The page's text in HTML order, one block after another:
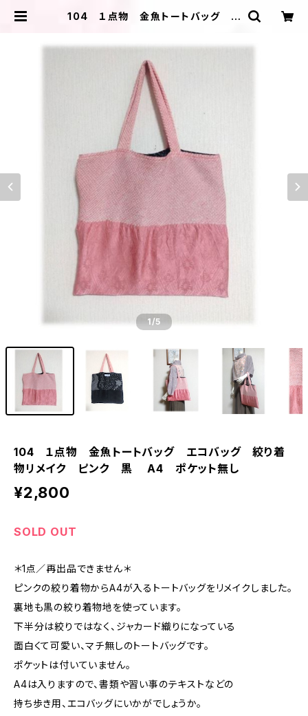
104 １点物 金魚トートバッグ エ
Ａ ＤＥＳＩＧＮＳ
1/5
104 １点物 金魚トートバッグ エコバッグ 絞り着
物リメイク ピンク 黒 A4 ポケット無し
¥2,800
SOLD OUT
＊1点／再出品できません＊
ピンクの絞り着物からA4が入るトートバッグをリメイクしました。
裏地も黒の絞り着物地を使っています。
下半分は絞りではなく、ジャカード織りになっている
面白くて可愛い、マチ無しのトートバッグです。
ポケットは付いていません。
A4は入りますので、書類や習い事のテキストなどの
持ち歩き用、エコバッグにいかがでしょうか。